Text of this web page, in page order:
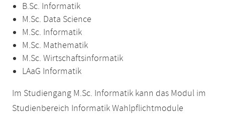
B.Sc. Informatik
M.Sc. Data Science
M.Sc. Informatik
M.Sc. Mathematik
M.Sc. Wirtschaftsinformatik
LAaG Informatik
Im Studiengang M.Sc. Informatik kann das Modul im
Studienbereich Informatik Wahlpflichtmodule